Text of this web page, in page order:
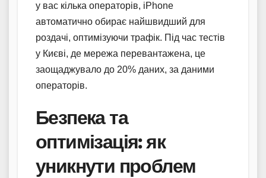
у вас кілька операторів, iPhone
автоматично обирає найшвидший для
роздачі, оптимізуючи трафік. Під час тестів
у Києві, де мережа перевантажена, це
заощаджувало до 20% даних, за даними
операторів.
Безпека та
оптимізація: як
уникнути проблем